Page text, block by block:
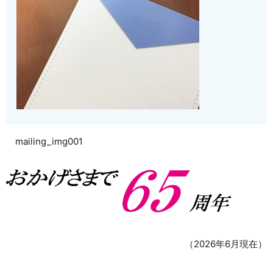
mailing_img001
（2026年6月現在）